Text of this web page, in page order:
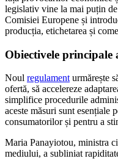
legislativ vine la mai puțin
Comisiei Europene și
producția, etichetarea și
Obiectivele principale
Noul regulament urmărește
ofertă, să accelereze
simplifice procedurile
aceste măsuri sunt esențiale
consumatorilor și pentru a
Maria Panayiotou, ministra
mediului, a subliniat